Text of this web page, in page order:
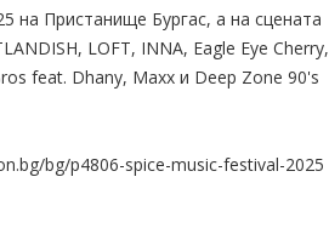
на Пристанище Бургас, а на сцената
LOFT, INNA, Eagle Eye Cherry,
feat. Dhany, Maxx и Deep Zone 90's
bg/p4806-spice-music-festival-2025